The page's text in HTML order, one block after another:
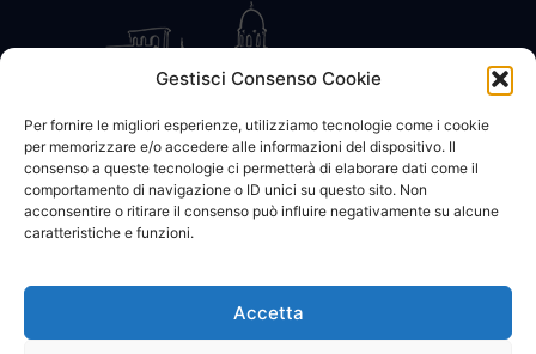
Gestisci Consenso Cookie
Per fornire le migliori esperienze, utilizziamo tecnologie come i cookie
per memorizzare e/o accedere alle informazioni del dispositivo. Il
consenso a queste tecnologie ci permetterà di elaborare dati come il
comportamento di navigazione o ID unici su questo sito. Non
acconsentire o ritirare il consenso può influire negativamente su alcune
caratteristiche e funzioni.
Accetta
CONTATTACI COOKIE POLICY PRIVACY
© 2002 - 2026 SanBartolomeo.info :::: powered by Go Web snc |